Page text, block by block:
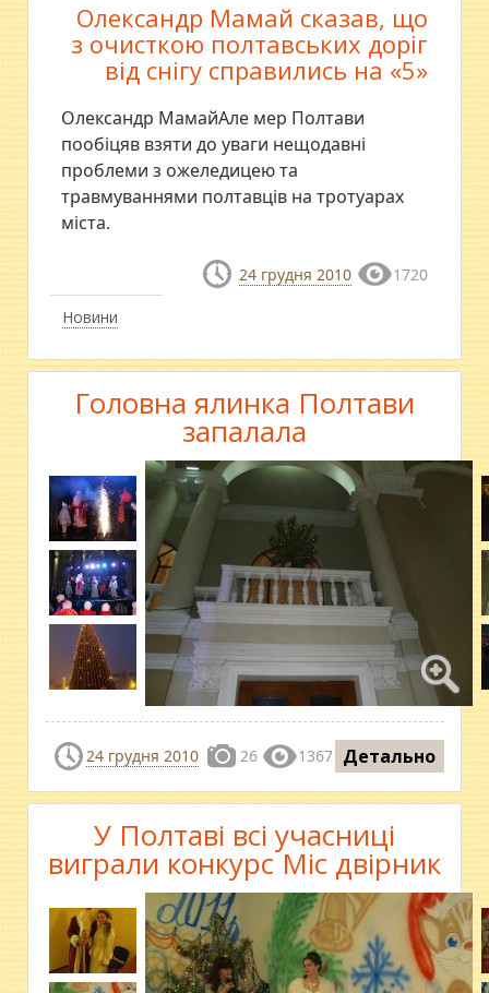
Новини
Олександр Мамай сказав, що
з очисткою полтавських доріг
від снігу справились на «5»
Олександр МамайАле мер Полтави
пообіцяв взяти до уваги нещодавні
проблеми з ожеледицею та
травмуваннями полтавців на тротуарах
міста.
24 грудня 2010 1720
Головна ялинка Полтави
запалала
24 грудня 2010 26 1367 Детально
У Полтаві всі учасниці
виграли конкурс Міс двірник